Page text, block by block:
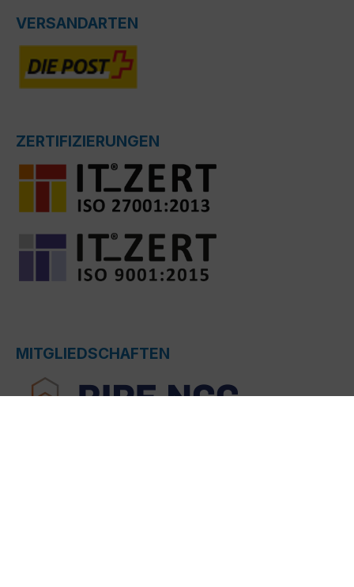
VERSANDARTEN
ZERTIFIZIERUNGEN
MITGLIEDSCHAFTEN